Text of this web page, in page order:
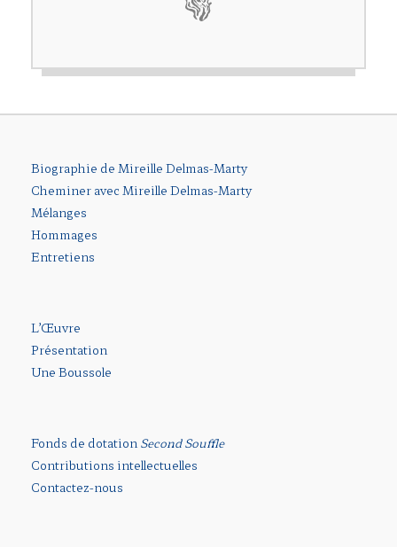
Biographie de Mireille Delmas-Marty
Cheminer avec Mireille Delmas-Marty
Mélanges
Hommages
Entretiens
L’Œuvre
Présentation
Une Boussole
Fonds de dotationSecond Souffle
Contributions intellectuelles
Contactez-nous